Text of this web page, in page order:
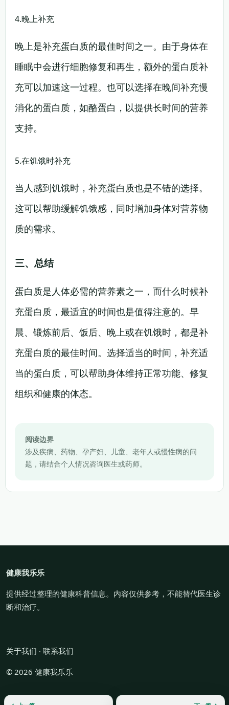
4.晚上补充
晚上是补充蛋白质的最佳时间之一。由于身体在
睡眠中会进行细胞修复和再生，额外的蛋白质补
充可以加速这一过程。也可以选择在晚间补充慢
消化的蛋白质，如酪蛋白，以提供长时间的营养
支持。
5.在饥饿时补充
当人感到饥饿时，补充蛋白质也是不错的选择。
这可以帮助缓解饥饿感，同时增加身体对营养物
质的需求。
三、总结
蛋白质是人体必需的营养素之一，而什么时候补
充蛋白质，最适宜的时间也是值得注意的。早
晨、锻炼前后、饭后、晚上或在饥饿时，都是补
充蛋白质的最佳时间。选择适当的时间，补充适
当的蛋白质，可以帮助身体维持正常功能、修复
组织和健康的体态。
阅读边界
涉及疾病、药物、孕产妇、儿童、老年人或慢性病的问
题，请结合个人情况咨询医生或药师。
健康我乐乐
提供经过整理的健康科普信息。内容仅供参考，不能替代医生诊
断和治疗。
关于我们 · 联系我们
© 2026 健康我乐乐